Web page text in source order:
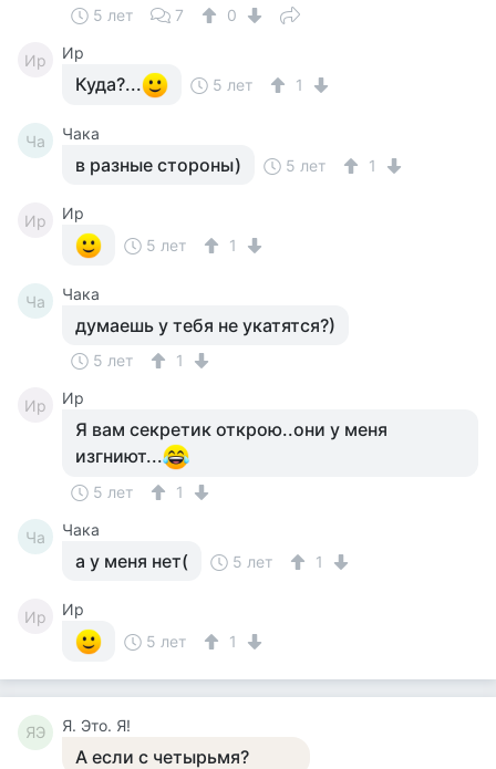
5 лет 7 0
Ир Ир
Куда?... 5 лет 1
Ча Чака
в разные стороны) 5 лет 1
Ир
Ир
5 лет
1
Ча Чака
думаешь у тебя не укатятся?)
5 лет 1
Ир Ир
Я вам секретик открою..они у меня
изгниют...
5 лет 1
Ча Чака
а у меня нет( 5 лет 1
Ир
Ир
5 лет
1
ЯЭ Я. Это. Я!
А если с четырьмя?